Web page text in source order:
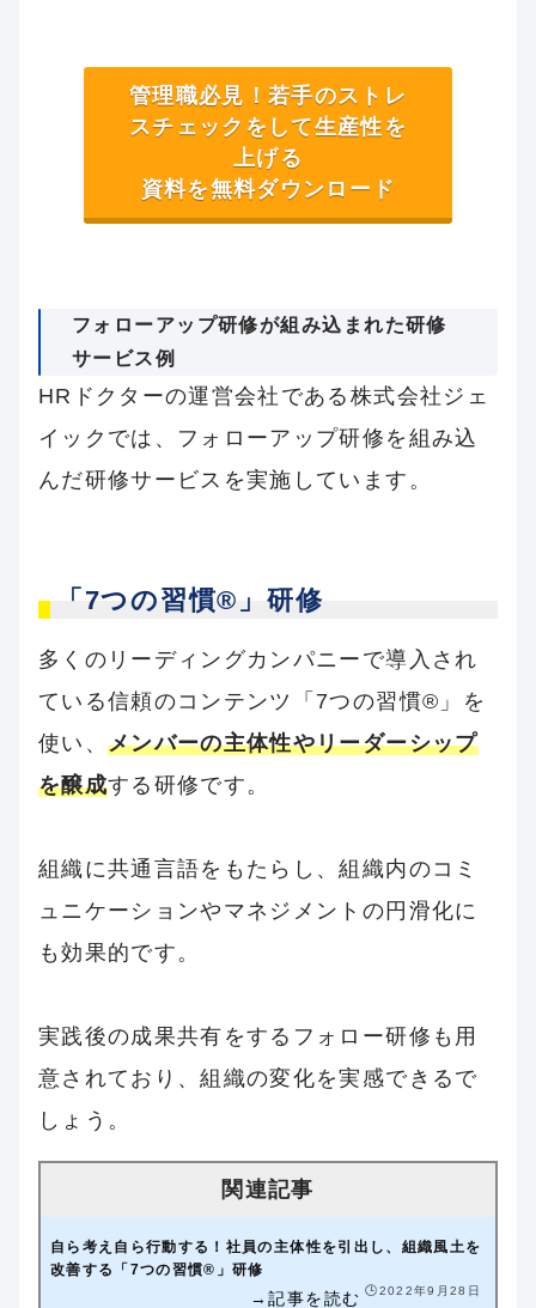
管理職必見！若手のストレ
スチェックをして生産性を
上げる
資料を無料ダウンロード
フォローアップ研修が組み込まれた研修
サービス例
HRドクターの運営会社である株式会社ジェ
イックでは、フォローアップ研修を組み込
んだ研修サービスを実施しています。
「7つの習慣®」研修
多くのリーディングカンパニーで導入され
ている信頼のコンテンツ「7つの習慣®」を
使い、メンバーの主体性やリーダーシップ
を醸成する研修です。
組織に共通言語をもたらし、組織内のコミ
ュニケーションやマネジメントの円滑化に
も効果的です。
実践後の成果共有をするフォロー研修も用
意されており、組織の変化を実感できるで
しょう。
自ら考え自ら行動する！社員の主体性を引出し、組織風土を
改善する「7つの習慣®」研修
🕒️2022年9月28日